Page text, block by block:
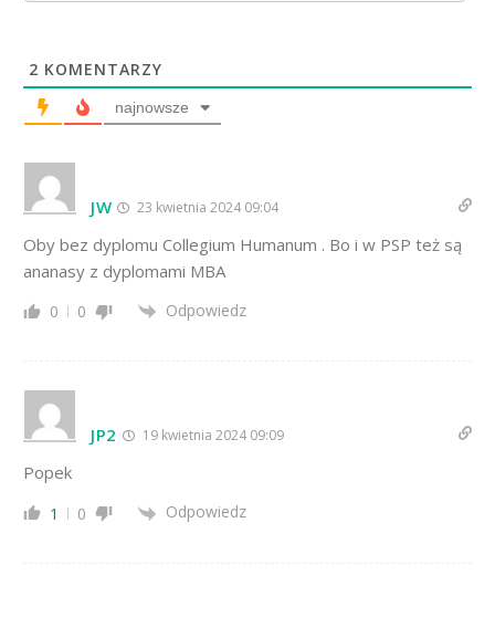
2 KOMENTARZY
najnowsze
JW 23 kwietnia 2024 09:04
Oby bez dyplomu Collegium Humanum . Bo i w PSP też są
ananasy z dyplomami MBA
0 0 Odpowiedz
JP2 19 kwietnia 2024 09:09
Popek
1 0 Odpowiedz